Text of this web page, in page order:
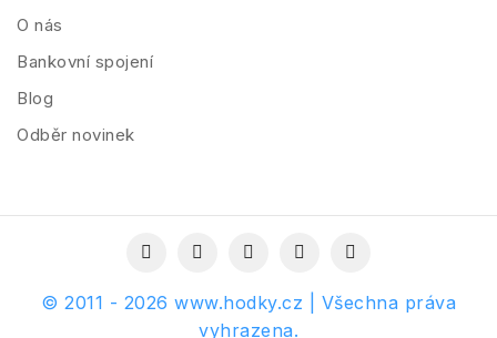
O nás
Bankovní spojení
Blog
Odběr novinek
© 2011 - 2026 www.hodky.cz | Všechna práva
vyhrazena.